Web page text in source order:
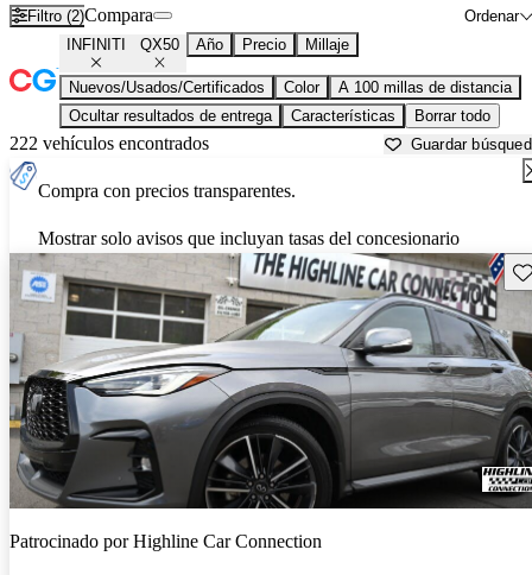
Filtro (2) Ordenar
Compara
INFINITI QX50 Año Precio Millaje
Nuevos/Usados/Certificados Color
A 100 millas de distancia
Ocultar resultados de entrega
Características Borrar todo
222 vehículos encontrados Guardar
Compra con precios transparentes.
Mostrar solo avisos que incluyan tasas del concesionario
Patrocinado porHighline Car Connection